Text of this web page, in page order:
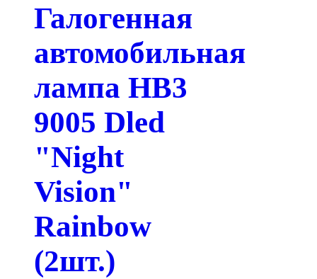
Галогенная
автомобильная
лампа HB3
9005 Dled
"Night
Vision"
Rainbow
(2шт.)